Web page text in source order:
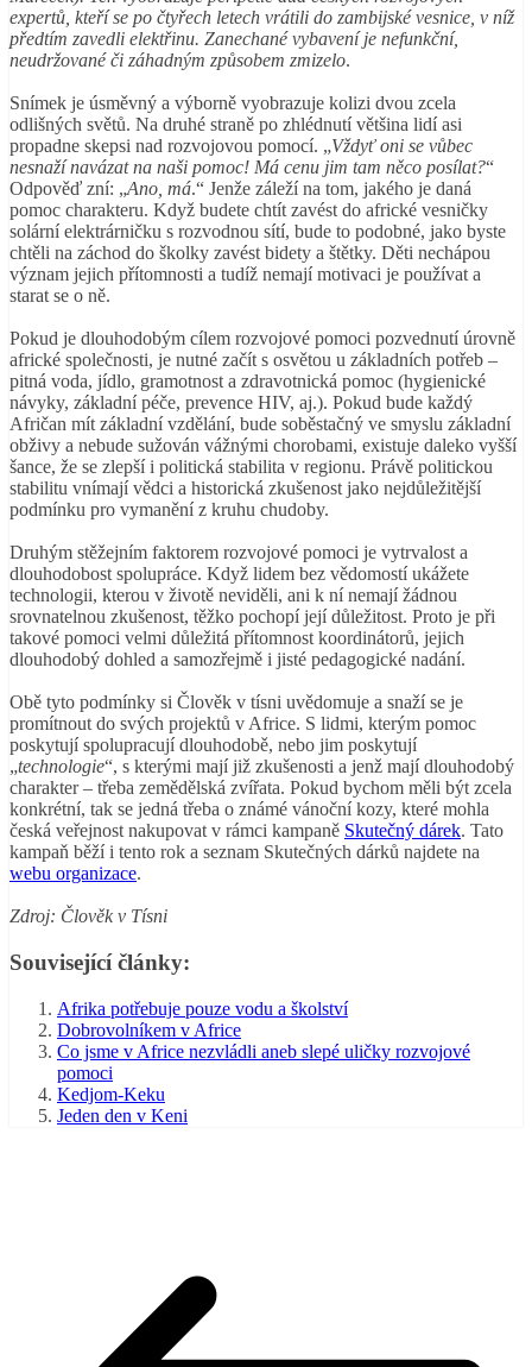
expertů, kteří se po čtyřech letech vrátili do zambijské vesnice, v níž
předtím zavedli elektřinu. Zanechané vybavení je nefunkční,
neudržované či záhadným způsobem zmizelo.
Snímek je úsměvný a výborně vyobrazuje kolizi dvou zcela
odlišných světů. Na druhé straně po zhlédnutí většina lidí asi
propadne skepsi nad rozvojovou pomocí. „Vždyť oni se vůbec
nesnaží navázat na naši pomoc! Má cenu jim tam něco posílat?“
Odpověď zní: „Ano, má.“ Jenže záleží na tom, jakého je daná
pomoc charakteru. Když budete chtít zavést do africké vesničky
solární elektrárničku s rozvodnou sítí, bude to podobné, jako byste
chtěli na záchod do školky zavést bidety a štětky. Děti nechápou
význam jejich přítomnosti a tudíž nemají motivaci je používat a
starat se o ně.
Pokud je dlouhodobým cílem rozvojové pomoci pozvednutí úrovně
africké společnosti, je nutné začít s osvětou u základních potřeb –
pitná voda, jídlo, gramotnost a zdravotnická pomoc (hygienické
návyky, základní péče, prevence HIV, aj.). Pokud bude každý
Afričan mít základní vzdělání, bude soběstačný ve smyslu základní
obživy a nebude sužován vážnými chorobami, existuje daleko vyšší
šance, že se zlepší i politická stabilita v regionu. Právě politickou
stabilitu vnímají vědci a historická zkušenost jako nejdůležitější
podmínku pro vymanění z kruhu chudoby.
Druhým stěžejním faktorem rozvojové pomoci je vytrvalost a
dlouhodobost spolupráce. Když lidem bez vědomostí ukážete
technologii, kterou v životě neviděli, ani k ní nemají žádnou
srovnatelnou zkušenost, těžko pochopí její důležitost. Proto je při
takové pomoci velmi důležitá přítomnost koordinátorů, jejich
dlouhodobý dohled a samozřejmě i jisté pedagogické nadání.
Obě tyto podmínky si Člověk v tísni uvědomuje a snaží se je
promítnout do svých projektů v Africe. S lidmi, kterým pomoc
poskytují spolupracují dlouhodobě, nebo jim poskytují
„technologie“, s kterými mají již zkušenosti a jenž mají dlouhodobý
charakter – třeba zemědělská zvířata. Pokud bychom měli být zcela
konkrétní, tak se jedná třeba o známé vánoční kozy, které mohla
česká veřejnost nakupovat v rámci kampaně Skutečný dárek. Tato
kampaň běží i tento rok a seznam Skutečných dárků najdete na
webu organizace.
Zdroj: Člověk v Tísni
Související články:
Afrika potřebuje pouze vodu a školství
Dobrovolníkem v Africe
Co jsme v Africe nezvládli aneb slepé uličky rozvojové
pomoci
Kedjom-Keku
Jeden den v Keni